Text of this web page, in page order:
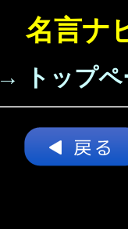
名言ナ
→ トップペ